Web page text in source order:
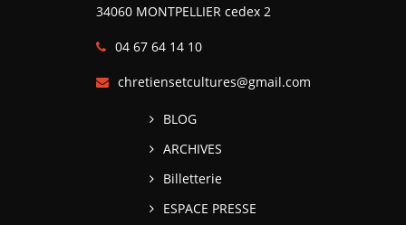
34060 MONTPELLIER cedex 2
04 67 64 14 10
chretiensetcultures@gmail.com
BLOG
ARCHIVES
Billetterie
ESPACE PRESSE